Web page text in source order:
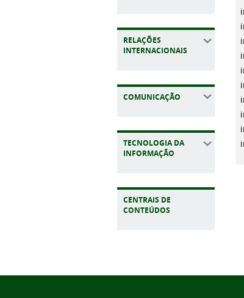
RELAÇÕES
INTERNACIONAIS
COMUNICAÇÃO
TECNOLOGIA DA
INFORMAÇÃO
CENTRAIS DE
CONTEÚDOS